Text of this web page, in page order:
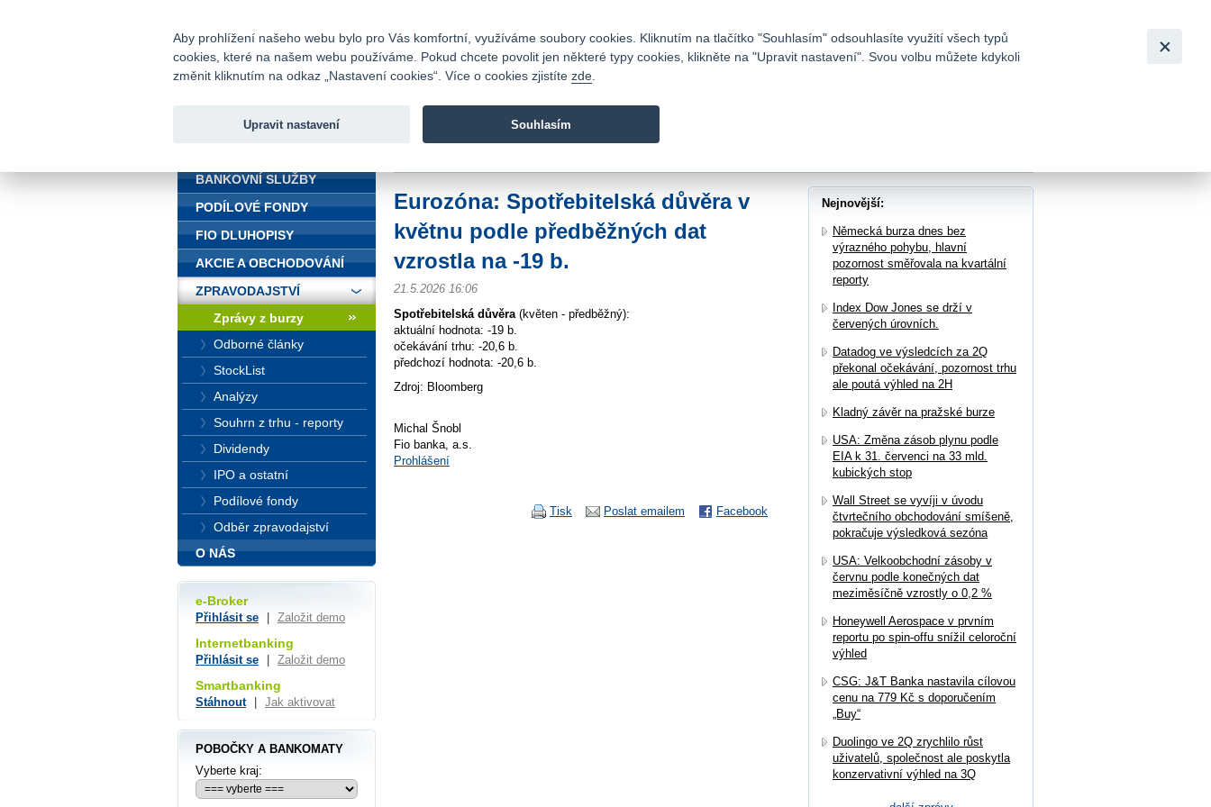
Fio banka
Fio banka je moderní česká banka. Poskytuje účty bez poplatků a
Eurozóna: Spotřebitelská důvěra v
květnu podle předběžných dat
vzrostla na -19 b.
21.5.2026 16:06
Spotřebitelská důvěra (květen - předběžný):
aktuální hodnota: -19 b.
očekávání trhu: -20,6 b.
předchozí hodnota: -20,6 b.
Zdroj: Bloomberg
Michal Šnobl
Fio banka, a.s.
Prohlášení
Facebook
Poslat emailem
Tisk
Nejnovější:
Německá burza dnes bez
výrazného pohybu, hlavní
pozornost směřovala na kvartální
reporty
Index Dow Jones se drží v
červených úrovních.
Datadog ve výsledcích za 2Q
překonal očekávání, pozornost trhu
ale poutá výhled na 2H
Kladný závěr na pražské burze
USA: Změna zásob plynu podle
EIA k 31. červenci na 33 mld.
kubických stop
Wall Street se vyvíji v úvodu
čtvrtečního obchodování smíšeně,
pokračuje výsledková sezóna
USA: Velkoobchodní zásoby v
červnu podle konečných dat
meziměsíčně vzrostly o 0,2 %
Honeywell Aerospace v prvním
reportu po spin-offu snížil celoroční
výhled
CSG: J&T Banka nastavila cílovou
cenu na 779 Kč s doporučením
„Buy“
Duolingo ve 2Q zrychlilo růst
uživatelů, společnost ale poskytla
konzervativní výhled na 3Q
BANKOVNÍ SLUŽBY
PODÍLOVÉ FONDY
FIO DLUHOPISY
AKCIE A OBCHODOVÁNÍ
ZPRAVODAJSTVÍ
Zprávy z burzy
Odborné články
StockList
Analýzy
Souhrn z trhu - reporty
Dividendy
IPO a ostatní
Podílové fondy
Odběr zpravodajství
O NÁS
e-Broker
Přihlásit se Založit demo
Internetbanking
Přihlásit se Založit demo
Smartbanking
Stáhnout Jak aktivovat
POBOČKY A BANKOMATY
Vyberte kraj:
Aby prohlížení našeho webu bylo pro Vás komfortní, využíváme soubory cookies. Kliknutím na tlačítko "Souhlasím" odsouhlasíte využití všech typů
cookies, které na našem webu používáme. Pokud chcete povolit jen některé typy cookies, klikněte na "Upravit nastavení". Svou volbu můžete kdykoli
změnit kliknutím na odkaz „Nastavení cookies“. Více o cookies zjistíte zde
Upravit nastavení Souhlasím